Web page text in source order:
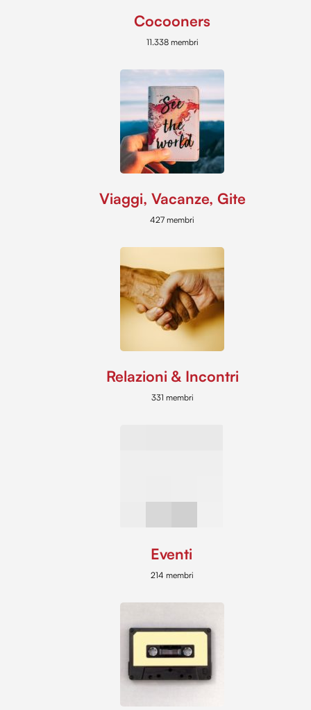
Cocooners
11.338 membri
Viaggi, Vacanze, Gite
427 membri
Relazioni & Incontri
331 membri
Eventi
214 membri